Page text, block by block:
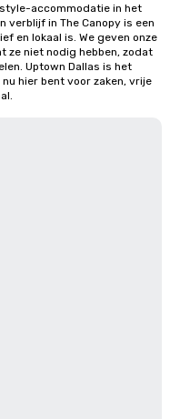
accommodatie in het
verblijf in The Canopy is een
en lokaal is. We geven onze
ze niet nodig hebben, zodat
Uptown Dallas is het
hier bent voor zaken, vrije